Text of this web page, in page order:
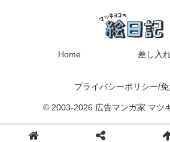
Home
差し入
プライバシーポリシー/
© 2003-2026 広告マンガ家 マツ